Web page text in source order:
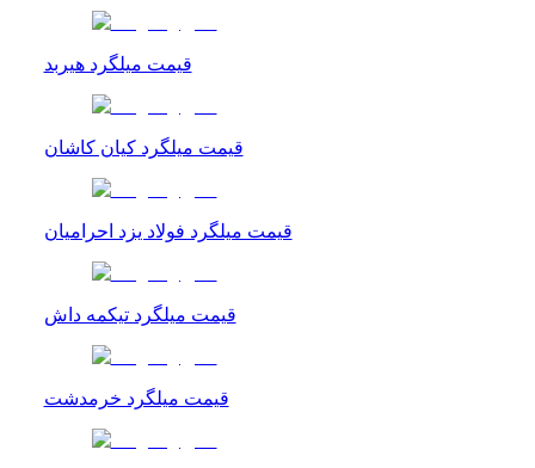
قیمت میلگرد هیربد
قیمت میلگرد کیان کاشان
قیمت میلگرد فولاد یزد احرامیان
قیمت میلگرد تیکمه داش
قیمت میلگرد خرمدشت